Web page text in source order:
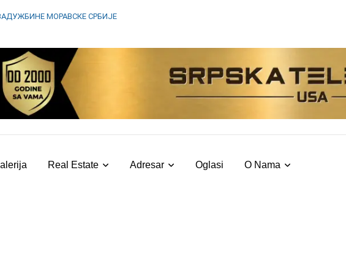
МОРАВСКЕ СРБИЈЕ
Real Estate Adresar Oglasi O Nama